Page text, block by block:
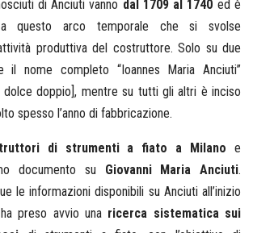
di Anciuti vanno dal 1709 al 1740 ed è
questo arco temporale che si svolse
produttiva del costruttore. Solo su due
il nome completo “Ioannes Maria Anciuti”
dolce doppio], mentre su tutti gli altri è inciso
spesso l’anno di fabbricazione.
di strumenti a fiato a Milano e
documento su Giovanni Maria Anciuti.
le informazioni disponibili su Anciuti all’inizio
preso avvio una ricerca sistematica sui